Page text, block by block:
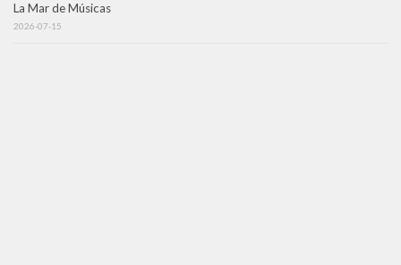
La Mar de Músicas
2026-07-15